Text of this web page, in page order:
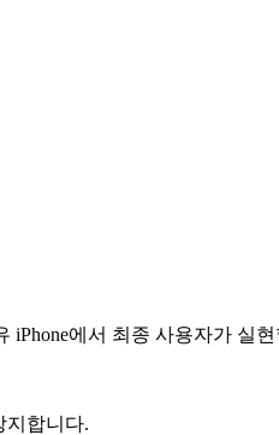
에서 최종 사용자가 실
지합니다.